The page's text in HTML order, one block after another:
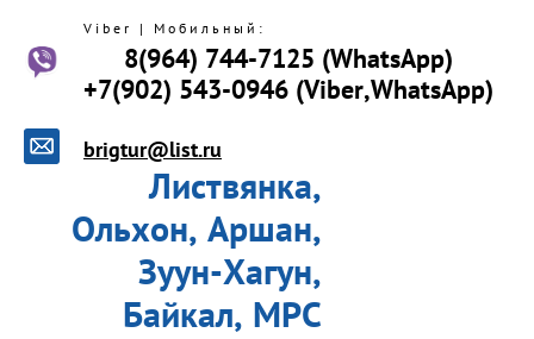
Viber | Мобильный:
8(964) 744-7125 (WhatsApp)
+7(902) 543-0946 (Viber,WhatsApp)
brigtur@list.ru
Листвянка,
Ольхон, Аршан,
Зуун-Хагун,
Байкал, МРС